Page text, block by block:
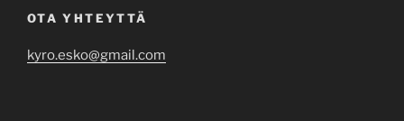
OTA YHTEYTTÄ
kyro.esko@gmail.com